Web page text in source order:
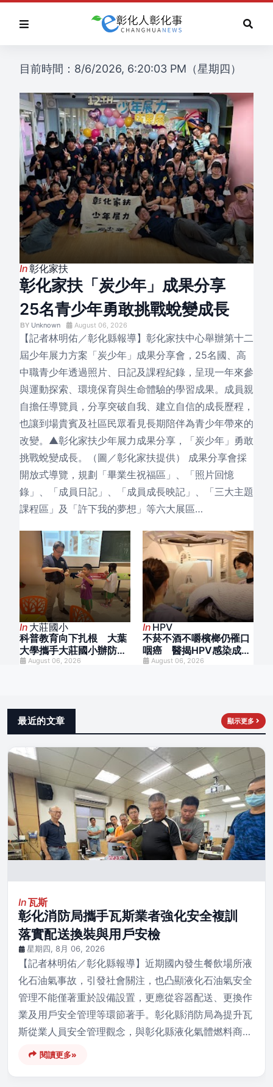
目前時間：8/6/2026, 6:20:03 PM（星期四）
In彰化家扶
彰化家扶「炭少年」成果分享
25名青少年勇敢挑戰蛻變成長
Unknown August 06, 2026
【記者林明佑／彰化縣報導】彰化家扶中心舉辦第十二
屆少年展力方案「炭少年」成果分享會，25名國、高
中職青少年透過照片、日記及課程紀錄，呈現一年來參
與運動探索、環境保育與生命體驗的學習成果。成員親
自擔任導覽員，分享突破自我、建立自信的成長歷程，
也讓到場貴賓及社區民眾看見長期陪伴為青少年帶來的
改變。▲彰化家扶少年展力成果分享，「炭少年」勇敢
挑戰蛻變成長。（圖／彰化家扶提供） 成果分享會採
開放式導覽，規劃「畢業生祝福區」、「照片回憶
錄」、「成員日記」、「成員成長映記」、「三大主題
課程區」及「許下我的夢想」等六大展區…
In 大莊國小
科普教育向下扎根 大葉
大學攜手大莊國小辦防災
小尖兵科學營
August 06, 2026
In HPV
不菸不酒不嚼檳榔仍罹口
咽癌 醫揭HPV感染成致
病關鍵
August 06, 2026
最近的文章 顯示更多
In瓦斯
彰化消防局攜手瓦斯業者強化安全複訓
落實配送換裝與用戶安檢
星期四, 8月 06, 2026
【記者林明佑／彰化縣報導】近期國內發生餐飲場所液
化石油氣事故，引發社會關注，也凸顯液化石油氣安全
管理不能僅著重於設備設置，更應從容器配送、更換作
業及用戶安全管理等環節著手。彰化縣消防局為提升瓦
斯從業人員安全管理觀念，與彰化縣液化氣體燃料商…
閱讀更多»